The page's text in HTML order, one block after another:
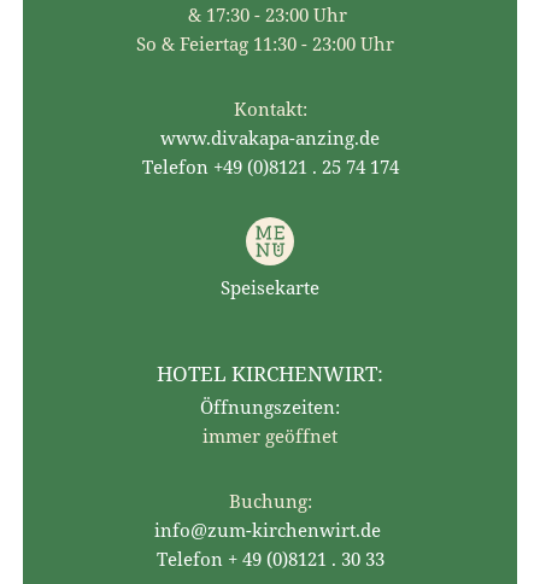
& 17:30 - 23:00 Uhr
So & Feiertag 11:30 - 23:00 Uhr
Kontakt:
www.divakapa-anzing.de
Telefon +49 (0)8121 . 25 74 174
Speisekarte
HOTEL KIRCHENWIRT:
Öffnungszeiten:
immer geöffnet
Buchung:
info@zum-kirchenwirt.de
Telefon + 49 (0)8121 . 30 33